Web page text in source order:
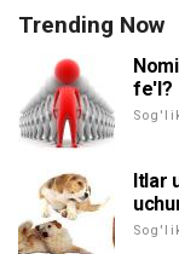
Trending Now
fe'l?
Itlar